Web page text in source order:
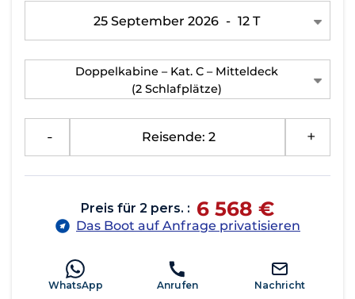
25 September 2026 - 12 T
Doppelkabine – Kat. C – Mitteldeck
(2 Schlafplätze)
Reisende: 2
Preis für 2 pers. : 6 568 €
Das Boot auf Anfrage privatisieren
WhatsApp Anrufen Nachricht